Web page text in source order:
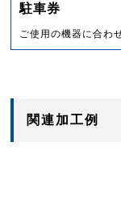
駐車券
ご使用の機器に合わ
関連加工例